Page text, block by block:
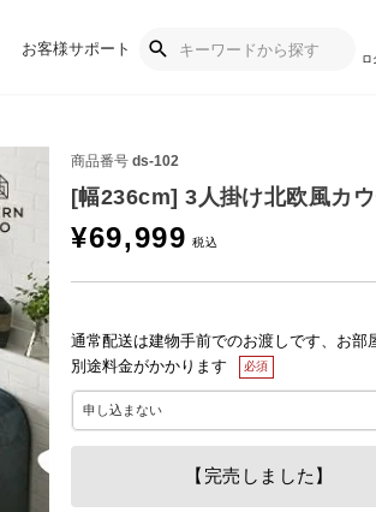
お客様サポート
ロ
商品番号 ds-102
[幅236cm] 3人掛け北欧風カ
¥69,999
通常配送は建物手前でのお渡しです、お部
別途料金がかかります
【完売しました】